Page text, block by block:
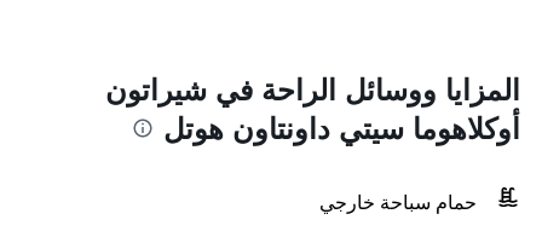
المزايا ووسائل الراحة في شيراتون
أوكلاهوما سيتي داونتاون هوتل
حمام سباحة خارجي